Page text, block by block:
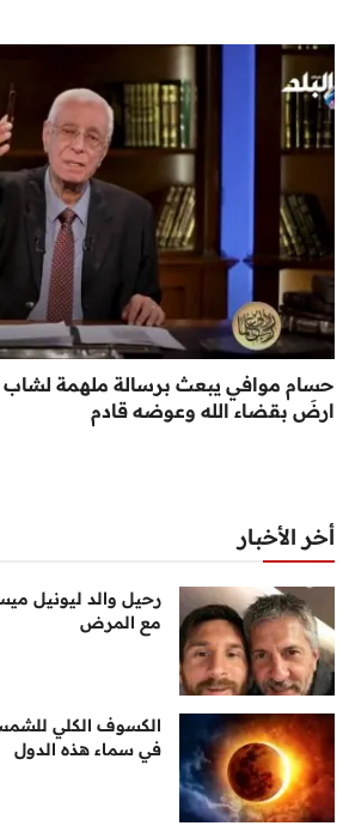
حسام موافي يبعث برسالة ملهمة لشاب
ارضَ بقضاء الله وعوضه قادم
أخر الأخبار
رحيل والد ليونيل
مع المرض
في سماء هذه الدول